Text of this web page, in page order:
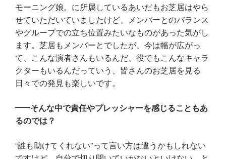
モーニング娘。に所属しているあいだもお芝居はやら
せていただいていましたけど、メンバーとのバランス
やグループでの立ち位置みたいなものがあった気がし
ます。芝居もメンバーとでしたが、今は幅が広がっ
て、こんな演者さんもいるんだ、役でもこんなキャラ
クターもいるんだっていう、皆さんのお芝居を見る
日々での発見も楽しいです。
そんな中で責任やプレッシャーを感じることもあ
るのでは？
“誰も助けてくれない”って言い方は違うかもしれない